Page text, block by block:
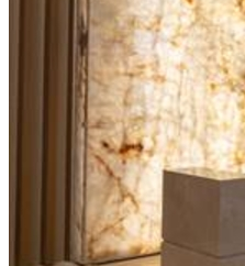
Juventude